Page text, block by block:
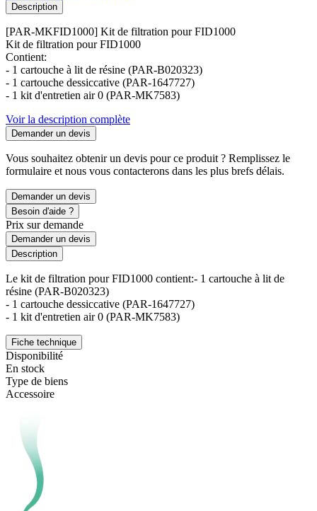
Description
[PAR-MKFID1000] Kit de filtration pour FID1000
Kit de filtration pour FID1000
Contient:
- 1 cartouche à lit de résine (PAR-B020323)
- 1 cartouche dessiccative (PAR-1647727)
- 1 kit d'entretien air 0 (PAR-MK7583)
Voir la description complète
Demander un devis
Vous souhaitez obtenir un devis pour ce produit ? Remplissez le
formulaire et nous vous contacterons dans les plus brefs délais.
Demander un devis
Besoin d'aide ?
Prix sur demande
Demander un devis
Description
Le kit de filtration pour FID1000 contient:- 1 cartouche à lit de
résine (PAR-B020323)
- 1 cartouche dessiccative (PAR-1647727)
- 1 kit d'entretien air 0 (PAR-MK7583)
Fiche technique
Disponibilité
En stock
Type de biens
Accessoire